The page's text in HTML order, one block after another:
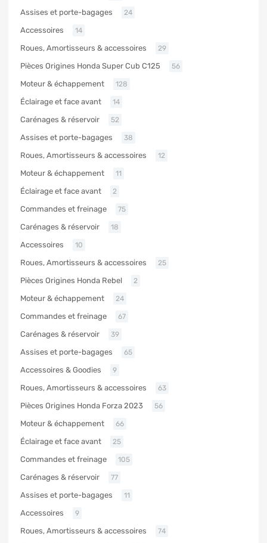
Assises et porte-bagages 24
Accessoires 14
Roues, Amortisseurs & accessoires 29
Pièces Origines Honda Super Cub C125 56
Moteur & échappement 128
Éclairage et face avant 14
Carénages & réservoir 52
Assises et porte-bagages 38
Roues, Amortisseurs & accessoires 12
Moteur & échappement 11
Éclairage et face avant 2
Commandes et freinage 75
Carénages & réservoir 18
Accessoires 10
Roues, Amortisseurs & accessoires 25
Pièces Origines Honda Rebel 2
Moteur & échappement 24
Commandes et freinage 67
Carénages & réservoir 39
Assises et porte-bagages 65
Accessoires & Goodies 9
Roues, Amortisseurs & accessoires 63
Pièces Origines Honda Forza 2023 56
Moteur & échappement 66
Éclairage et face avant 25
Commandes et freinage 105
Carénages & réservoir 77
Assises et porte-bagages 11
Accessoires 9
Roues, Amortisseurs & accessoires 74